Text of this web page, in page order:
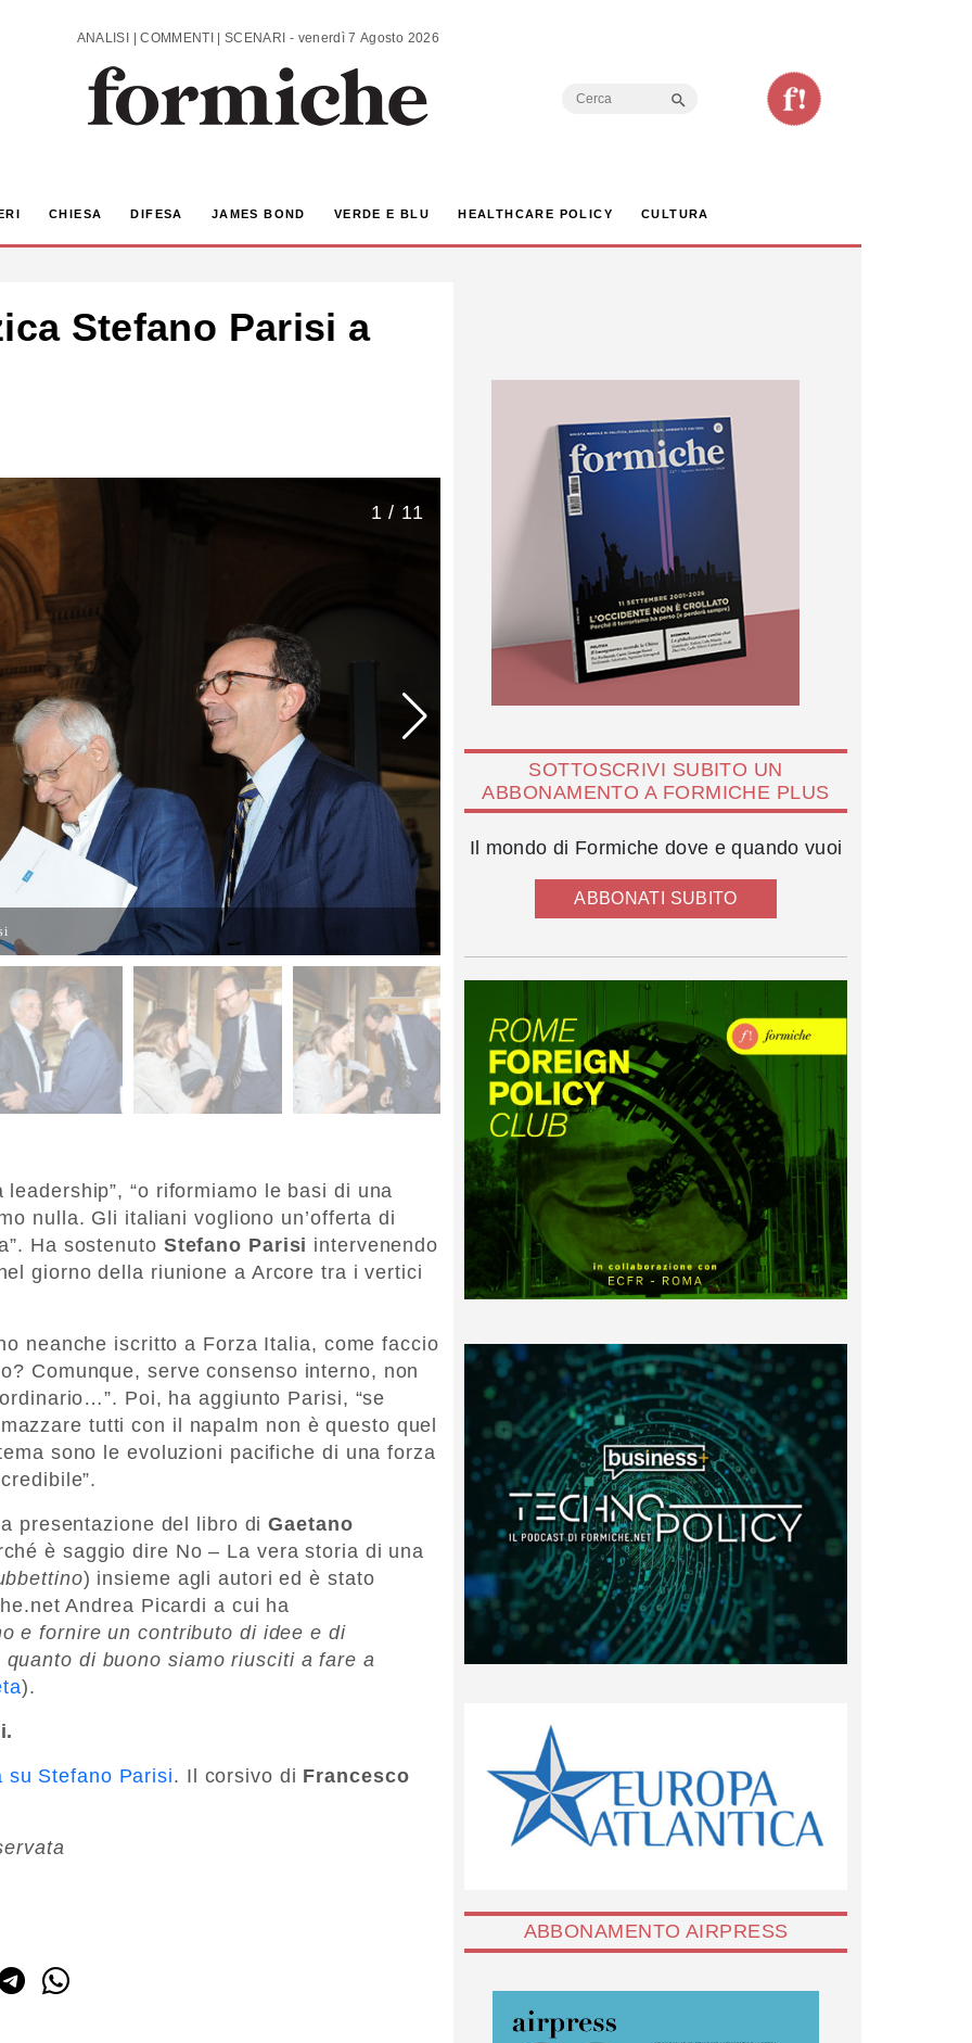
ANALISI | COMMENTI | SCENARI - venerdì 7 Agosto 2026
Search
CHIESA DIFESA JAMES BOND VERDE E BLU HEALTHCARE POLICY CULTURA
Stefano Parisi a
1 / 11
“o riformiamo le basi di una
nulla. Gli italiani vogliono un’offerta di
Ha sostenuto Stefano Parisi intervenendo
giorno della riunione a Arcore tra i vertici
neanche iscritto a Forza Italia, come faccio
Comunque, serve consenso interno, non
Poi, ha aggiunto Parisi, “se
tutti con il napalm non è questo quel
sono le evoluzioni pacifiche di una forza
presentazione del libro diGaetano
è saggio dire No – La vera storia di una
) insieme agli autori ed è stato
Andrea Picardi a cui ha
e fornire un contributo di idee e di
di buono siamo riusciti a fare a
).
Stefano Parisi. Il corsivo di Francesco
SOTTOSCRIVI SUBITO UN
ABBONAMENTO A FORMICHE PLUS
Il mondo di Formiche dove e quando vuoi
ABBONATI SUBITO
ABBONAMENTO AIRPRESS